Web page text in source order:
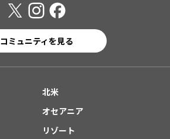
コミュニティを見る
北米
オセアニア
リゾート